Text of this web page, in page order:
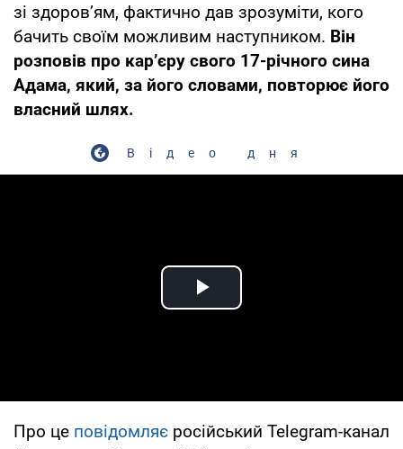
зі здоров’ям, фактично дав зрозуміти, кого
бачить своїм можливим наступником. Він
розповів про кар’єру свого 17-річного сина
Адама, який, за його словами, повторює його
власний шлях.
Відео дня
Play Video
Про це повідомляє російський Telegram-канал